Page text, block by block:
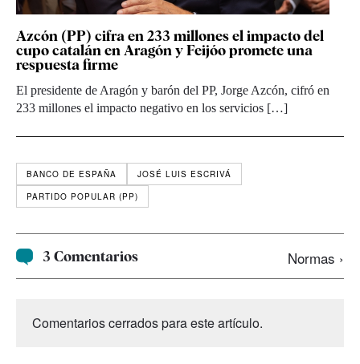
Azcón (PP) cifra en 233 millones el impacto del
cupo catalán en Aragón y Feijóo promete una
respuesta firme
El presidente de Aragón y barón del PP, Jorge Azcón, cifró en
233 millones el impacto negativo en los servicios […]
BANCO DE ESPAÑA
JOSÉ LUIS ESCRIVÁ
PARTIDO POPULAR (PP)
3 Comentarios Normas ›
Comentarios cerrados para este artículo.